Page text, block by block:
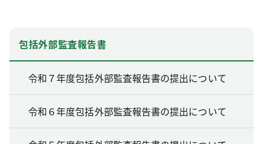
包括外部監査報告書
令和７年度包括外部監査報告書の提出について
令和６年度包括外部監査報告書の提出について